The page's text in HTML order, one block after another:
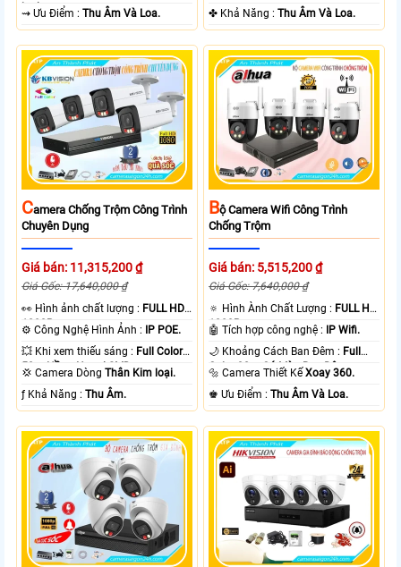
loại.
️⇝ Ưu Điểm :Thu Âm Và Loa.
️✤ Khả Năng :Thu Âm Và Loa.
CAmera Chống Trộm Công Trình
Chuyên Dụng
Giá bán: 11,315,200 ₫
Giá Gốc: 17,640,000 ₫
️👀 Hình ảnh chất lượng : FULL HD
1080P .
⚙ Công Nghệ Hình Ảnh :
IP POE.
💥 Khi xem thiếu sáng : Full Color
50m Hồng Ngoại SMD.
💢 Camera DòngThân Kim loại.
️ƒ Khả Năng :Thu Âm.
BỘ Camera Wifi Công Trình
Chống Trộm
Giá bán: 5,515,200 ₫
Giá Gốc: 7,640,000 ₫
🔅 Hình Ành Chất Lượng : FULL HD
1080P .
🤖️ Tích hợp công nghệ :
IP Wifi.
🌙 Khoảng Cách Ban Đêm : Full
Color 30m Có Màu Ban Ðêm.
🔩 Camera Thiết KếXoay 360.
️♚ Ưu Điểm :Thu Âm Và Loa.